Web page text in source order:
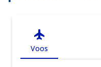
flight
Voos